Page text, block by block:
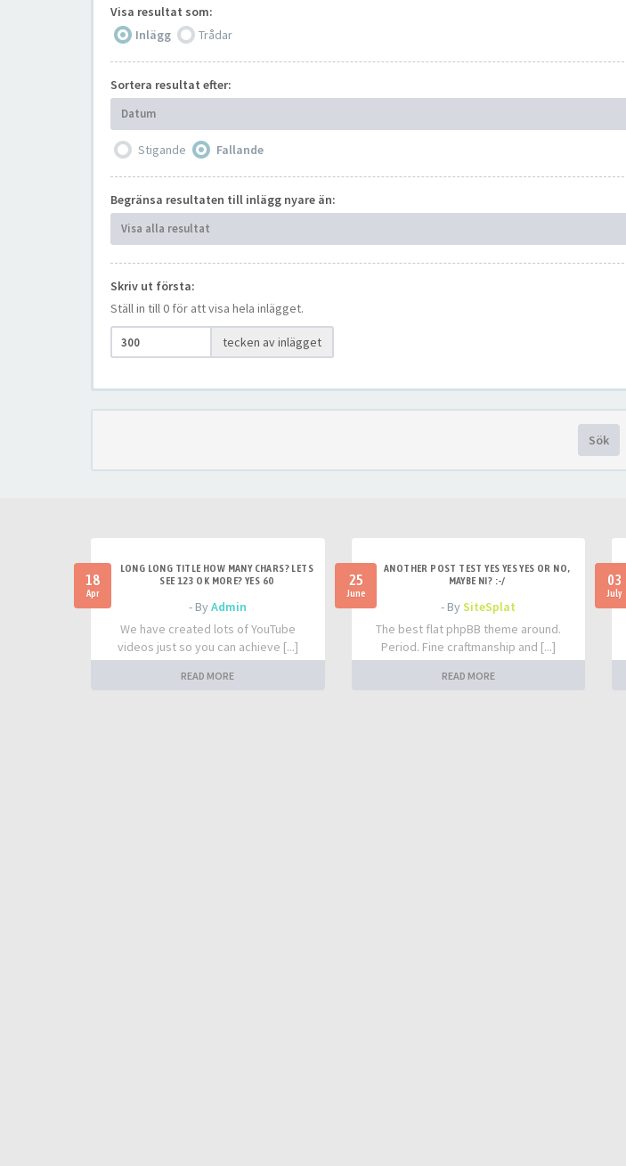
Visa resultat som:
Inlägg
Trådar
Sortera resultat efter:
Datum
Stigande Fallande
Begränsa resultaten till inlägg nyare än:
Visa alla resultat
Skriv ut första:
Ställ in till 0 för att visa hela inlägget.
tecken av inlägget
Sök
18
Apr
LONG LONG TITLE HOW MANY CHARS? LETS
SEE 123 OK MORE? YES 60
- ByAdmin
We have created lots of YouTube
videos just so you can achieve [...]
READ MORE
25
June
ANOTHER POST TEST YES YES YES OR NO,
MAYBE NI? :-/
- BySiteSplat
The best flat phpBB theme around.
Period. Fine craftmanship and [...]
READ MORE
03
July